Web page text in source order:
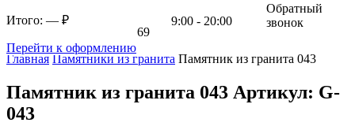
Итого: — ₽
Перейти к оформлению
г. Самара, ул. Гагарина, 69
9:00 - 20:00
Обратный
звонок
Главная Памятники из гранита Памятник из гранита 043
Памятник из гранита 043 Артикул: G-
043